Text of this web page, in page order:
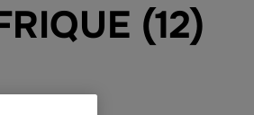
(12)